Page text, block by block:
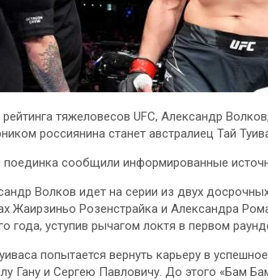
тяжеловесов UFC, Александр
россиянина станет австралиец Тай
поединка сообщили информированные
Волков идет на серии из двух
Жаирзиньо Розенстрайка и Александра
года, уступив рычагом локтя в первом
попытается вернуть карьеру в
Гану и Сергею Павловичу. До этого «Бам